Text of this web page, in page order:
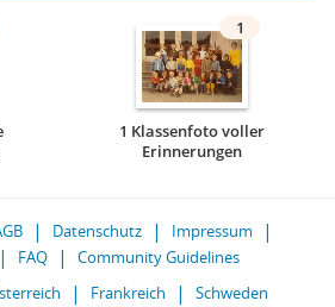
1
1 Klassenfoto voller
Erinnerungen
Datenschutz
Impressum
FAQ
Community Guidelines
Frankreich Schweden